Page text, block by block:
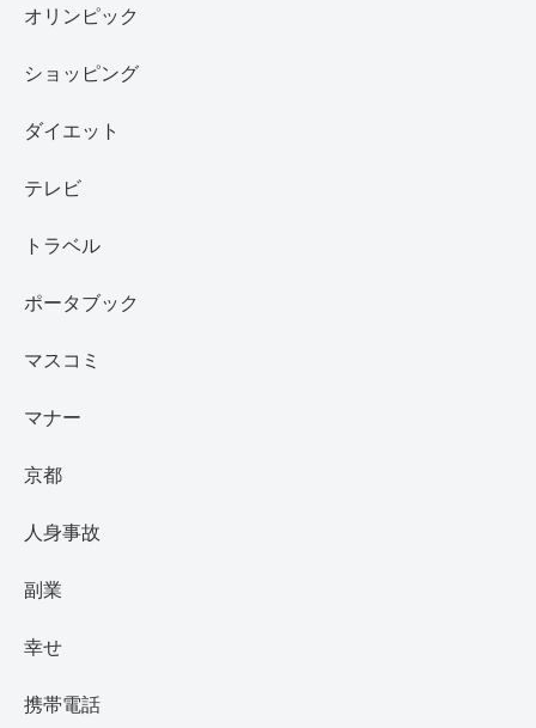
オリンピック
ショッピング
ダイエット
テレビ
トラベル
ポータブック
マスコミ
マナー
京都
人身事故
副業
幸せ
携帯電話